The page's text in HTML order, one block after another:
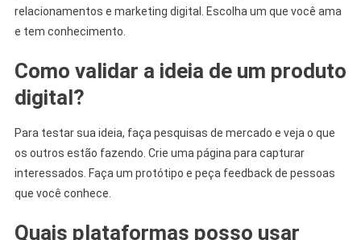
relacionamentos e marketing digital. Escolha um que você ama
e tem conhecimento.
Como validar a ideia de um produto
digital?
Para testar sua ideia, faça pesquisas de mercado e veja o que
os outros estão fazendo. Crie uma página para capturar
interessados. Faça um protótipo e peça feedback de pessoas
que você conhece.
Quais plataformas posso usar